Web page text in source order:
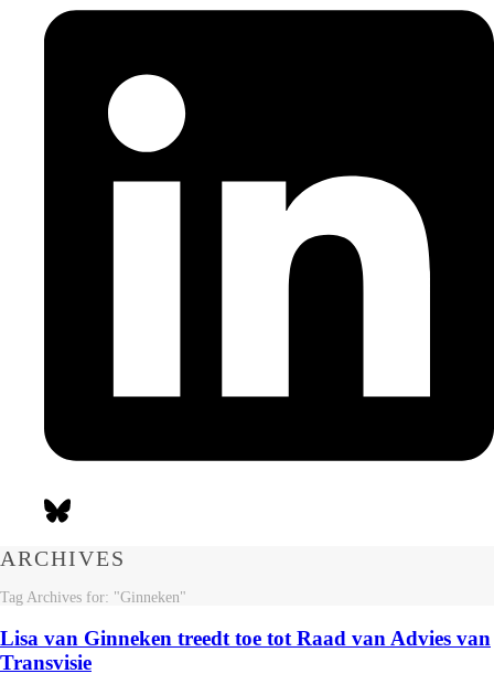
ARCHIVES
Tag Archives for: "Ginneken"
Lisa van Ginneken treedt toe tot Raad van Advies van
Transvisie